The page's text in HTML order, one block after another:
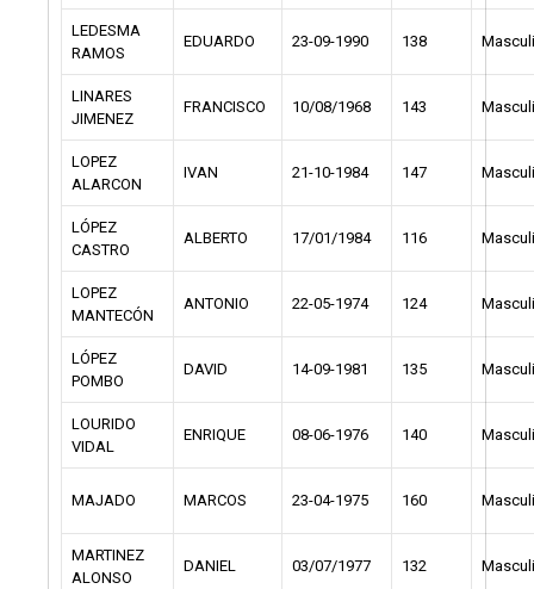
LEDESMA
RAMOS
EDUARDO 23-09-1990 138
LINARES
JIMENEZ
FRANCISCO 10/08/1968 143
LOPEZ
ALARCON
IVAN 21-10-1984 147
LÓPEZ
CASTRO
ALBERTO 17/01/1984 116
LOPEZ
MANTECÓN
ANTONIO 22-05-1974 124
LÓPEZ
POMBO
DAVID 14-09-1981 135
LOURIDO
VIDAL
ENRIQUE 08-06-1976 140
MAJADO MARCOS 23-04-1975 160
MARTINEZ
ALONSO
DANIEL 03/07/1977 132